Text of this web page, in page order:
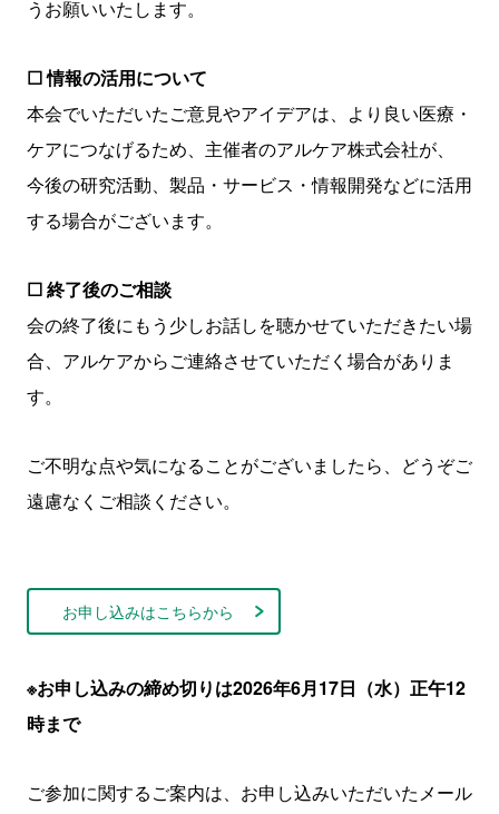
うお願いいたします。
☐ 情報の活用について
本会でいただいたご意見やアイデアは、より良い医療・
ケアにつなげるため、主催者のアルケア株式会社が、
今後の研究活動、製品・サービス・情報開発などに活用
する場合がございます。
☐ 終了後のご相談
会の終了後にもう少しお話しを聴かせていただきたい場
合、アルケアからご連絡させていただく場合がありま
す。
ご不明な点や気になることがございましたら、どうぞご
遠慮なくご相談ください。
お申し込みはこちらから
※お申し込みの締め切りは2026年6月17日（水）正午12
時まで
ご参加に関するご案内は、お申し込みいただいたメール